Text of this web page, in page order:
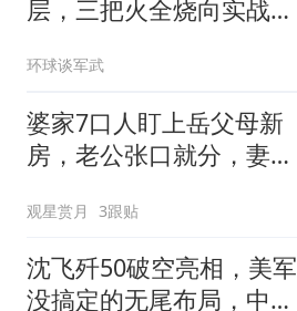
层，三把火全烧向实战
提拔
环球谈军武
婆家7口人盯上岳父母新
房，老公张口就分，妻子
观星赏月 3跟贴
沈飞歼50破空亮相，美军
没搞定的无尾布局，中国